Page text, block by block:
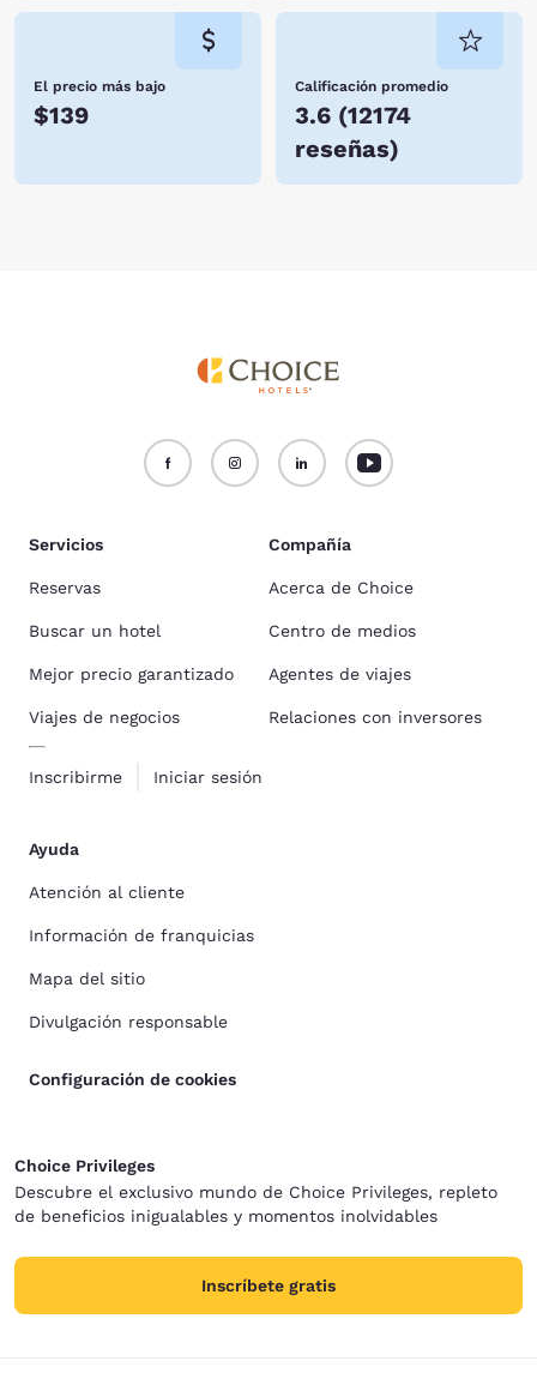
El precio más bajo
$139
Calificación promedio
3.6 (12174
reseñas)
Servicios
Reservas
Buscar un hotel
Mejor precio garantizado
Viajes de negocios
Inscribirme Iniciar sesión
Compañía
Acerca de Choice
Centro de medios
Agentes de viajes
Relaciones con inversores
Ayuda
Atención al cliente
Información de franquicias
Mapa del sitio
Divulgación responsable
Configuración de cookies
Choice Privileges
Descubre el exclusivo mundo de Choice Privileges, repleto
de beneficios inigualables y momentos inolvidables
Inscríbete gratis